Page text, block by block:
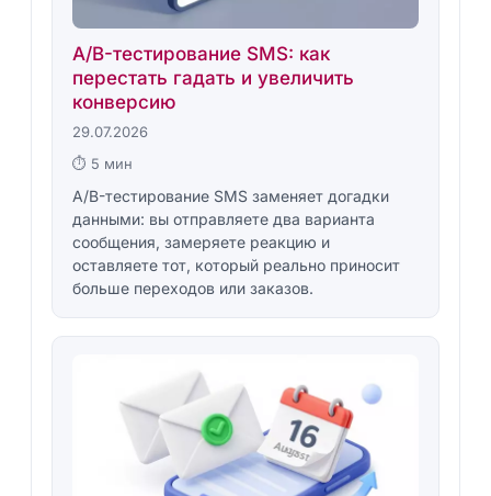
A/B-тестирование SMS: как
перестать гадать и увеличить
конверсию
29.07.2026
⏱ 5 мин
A/B-тестирование SMS заменяет догадки
данными: вы отправляете два варианта
сообщения, замеряете реакцию и
оставляете тот, который реально приносит
больше переходов или заказов.